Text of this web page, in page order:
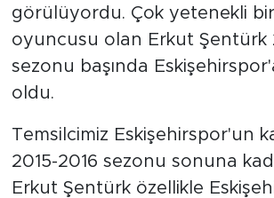
görülüyordu. Çok yetenekli
oyuncusu olan Erkut Şentürk
sezonu başında
oldu.
Temsilcimiz Eskişehirspor'un
2015-2016 sezonu sonuna
Erkut Şentürk özellikle